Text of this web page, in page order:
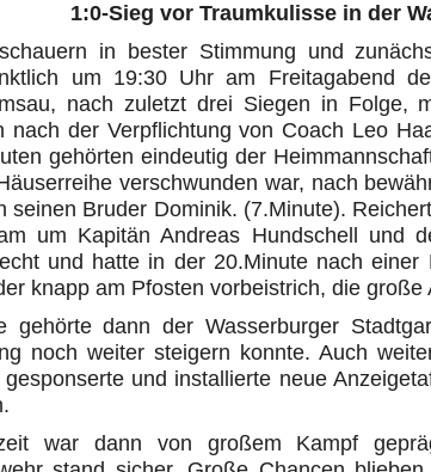
1:0-Sieg vor Traumkulisse in der
in bester Stimmung und
um 19:30 Uhr am Freitagabend
nach zuletzt drei Siegen in Folge,
nach der Verpflichtung von Coach Leo
gehörten eindeutig der
verschwunden war, nach
seinen Bruder Dominik. (7.Minute).
um Kapitän Andreas Hundschell und
und hatte in der 20.Minute nach einer
knapp am Pfosten vorbeistrich, die große
gehörte dann der Wasserburger
noch weiter steigern konnte. Auch
und installierte neue
war dann von großem Kampf